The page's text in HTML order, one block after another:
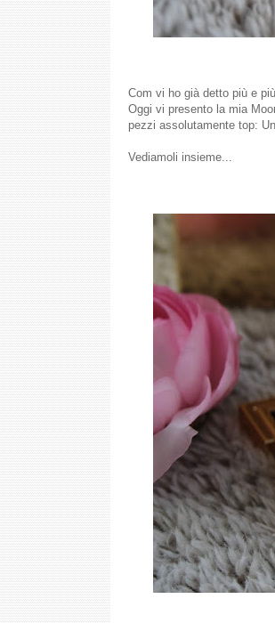
Com vi ho già detto più e
Oggi vi presento la mia
pezzi assolutamente top:
Vediamoli insieme...